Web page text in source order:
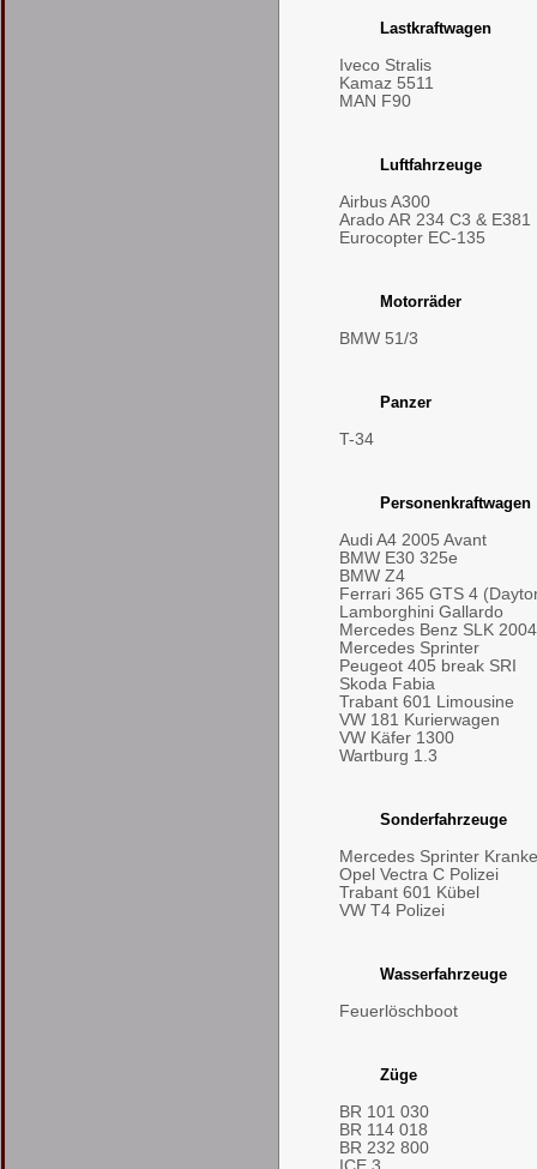
Lastkraftwagen
Iveco Stralis
Kamaz 5511
MAN F90
Luftfahrzeuge
Airbus A300
Arado AR 234 C3 & E381
Eurocopter EC-135
Motorräder
BMW 51/3
Panzer
T-34
Personenkraftwagen
Audi A4 2005 Avant
BMW E30 325e
BMW Z4
Ferrari 365 GTS 4
Lamborghini Gallardo
Mercedes Benz SLK
Mercedes Sprinter
Peugeot 405 break SRI
Skoda Fabia
Trabant 601 Limousine
VW 181 Kurierwagen
VW Käfer 1300
Wartburg 1.3
Sonderfahrzeuge
Mercedes Sprinter
Opel Vectra C Polizei
Trabant 601 Kübel
VW T4 Polizei
Wasserfahrzeuge
Feuerlöschboot
Züge
BR 101 030
BR 114 018
BR 232 800